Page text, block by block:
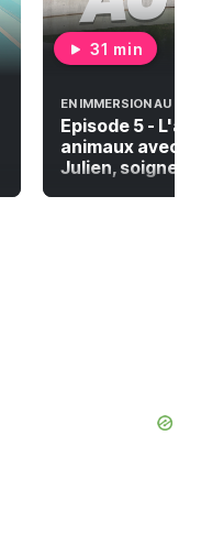
31 min
EN IMMERSION AU PAL
Episode 5 -
animaux avec
Julien,